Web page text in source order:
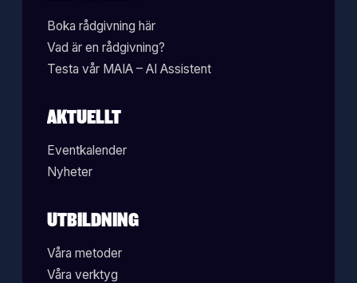
Boka rådgivning här
Vad är en rådgivning?
Testa vår MAIA – AI Assistent
AKTUELLT
Eventkalender
Nyheter
UTBILDNING
Våra metoder
Våra verktyg